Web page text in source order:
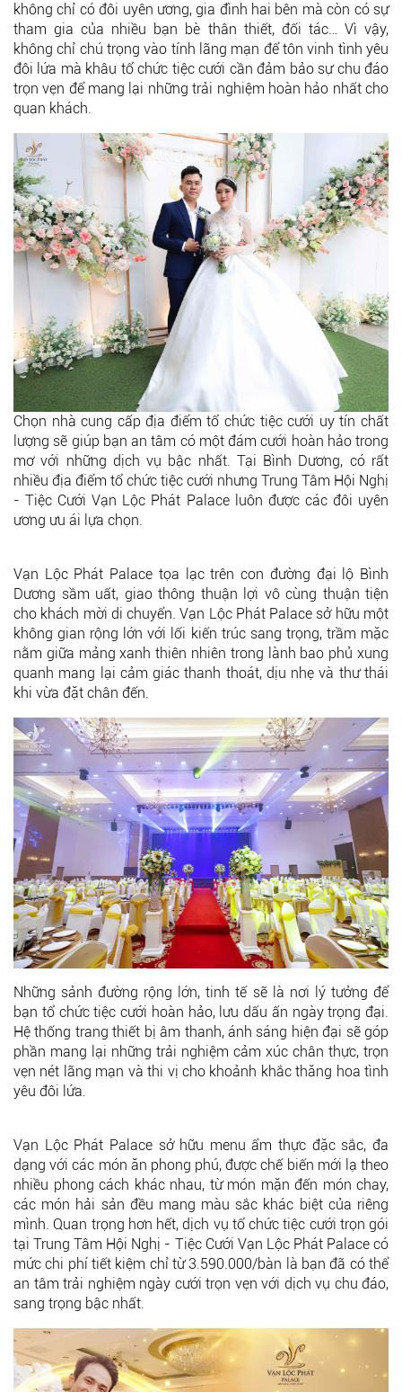
không chỉ có đôi uyên ương, gia đình hai bên mà còn có sự
tham gia của nhiều bạn bè thân thiết, đối tác… Vì vậy,
không chỉ chú trọng vào tính lãng mạn để tôn vinh tình yêu
đôi lứa mà khâu tổ chức tiệc cưới cần đảm bảo sự chu đáo
trọn vẹn để mang lại những trải nghiệm hoàn hảo nhất cho
quan khách.
Chọn nhà cung cấp địa điểm tổ chức tiệc cưới uy tín chất
lượng sẽ giúp bạn an tâm có một đám cưới hoàn hảo trong
mơ với những dịch vụ bậc nhất. Tại Bình Dương, có rất
nhiều địa điểm tổ chức tiệc cưới nhưng Trung Tâm Hội Nghị
- Tiệc Cưới Vạn Lộc Phát Palace luôn được các đôi uyên
ương ưu ái lựa chọn.
Vạn Lộc Phát Palace tọa lạc trên con đường đại lộ Bình
Dương sầm uất, giao thông thuận lợi vô cùng thuận tiện
cho khách mời di chuyển. Vạn Lộc Phát Palace sở hữu một
không gian rộng lớn với lối kiến trúc sang trọng, trầm mặc
nằm giữa mảng xanh thiên nhiên trong lành bao phủ xung
quanh mang lại cảm giác thanh thoát, dịu nhẹ và thư thái
khi vừa đặt chân đến.
Những sảnh đường rộng lớn, tinh tế sẽ là nơi lý tưởng để
bạn tổ chức tiệc cưới hoàn hảo, lưu dấu ấn ngày trọng đại.
Hệ thống trang thiết bị âm thanh, ánh sáng hiện đại sẽ góp
phần mang lại những trải nghiệm cảm xúc chân thực, trọn
vẹn nét lãng mạn và thi vị cho khoảnh khắc thăng hoa tình
yêu đôi lứa.
Vạn Lộc Phát Palace sở hữu menu ẩm thực đặc sắc, đa
dạng với các món ăn phong phú, được chế biến mới lạ theo
nhiều phong cách khác nhau, từ món mặn đến món chay,
các món hải sản đều mang màu sắc khác biệt của riêng
mình. Quan trọng hơn hết, dịch vụ tổ chức tiệc cưới trọn gói
tại Trung Tâm Hội Nghị - Tiệc Cưới Vạn Lộc Phát Palace có
mức chi phí tiết kiệm chỉ từ 3.590.000/bàn là bạn đã có thể
an tâm trải nghiệm ngày cưới trọn vẹn với dịch vụ chu đáo,
sang trọng bậc nhất.